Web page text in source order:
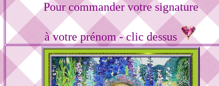
Pour commander votre signature
à votre prénom - clic dessus